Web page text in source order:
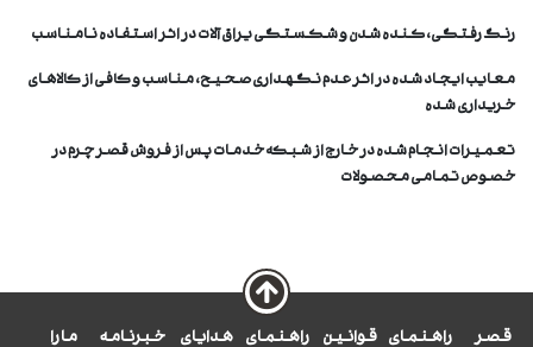
رنگ رفتگی، کنده شدن و شکستگی یراق آلات در اثر استفاده نامناسب
معایب ایجاد شده در اثر عدم نگهداری صحیح، مناسب و کافی از کالاهای
خریداری شده
تعمیرات انجام شده در خارج از شبکه خدمات پس از فروش قصر چرم در
خصوص تمامی محصولات
قصر
راهنمای
قوانین
راهنمای
هدایای
خبرنامه
ما را